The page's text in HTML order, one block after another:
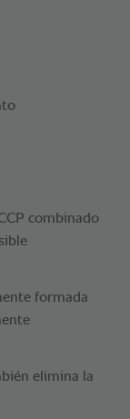
combinado
formada
elimina la